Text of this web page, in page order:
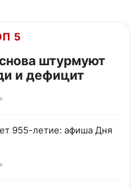
5
штурмуют
и дефицит
955-летие: афиша Дня